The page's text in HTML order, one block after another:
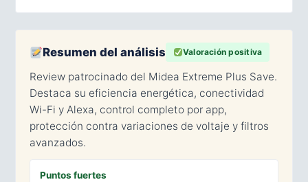
Resumen del análisis Valoración positiva
Review patrocinado del Midea Extreme Plus Save.
Destaca su eficiencia energética, conectividad
Wi-Fi y Alexa, control completo por app,
protección contra variaciones de voltaje y filtros
avanzados.
Puntos fuertes